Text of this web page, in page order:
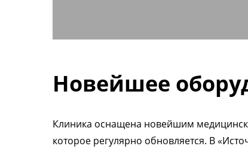
Новейшее
Клиника оснащена новейшим
которое регулярно обновляется. В